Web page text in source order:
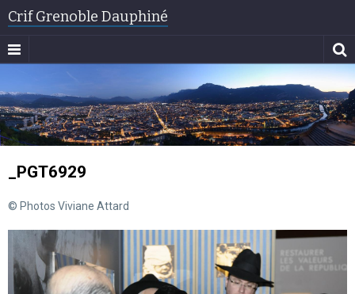
Crif Grenoble Dauphiné
_PGT6929
© Photos Viviane Attard